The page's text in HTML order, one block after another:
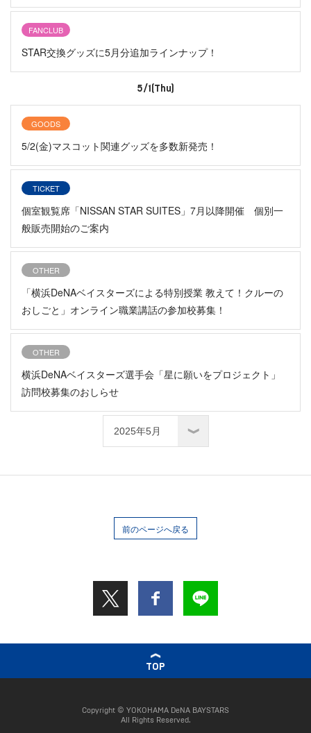
FANCLUB
STAR交換グッズに5月分追加ラインナップ！
5/1(Thu)
GOODS
5/2(金)マスコット関連グッズを多数新発売！
TICKET
個室観覧席「NISSAN STAR SUITES」7月以降開催 個別一
般販売開始のご案内
OTHER
「横浜DeNAベイスターズによる特別授業 教えて！クルーの
おしごと」オンライン職業講話の参加校募集！
OTHER
横浜DeNAベイスターズ選手会「星に願いをプロジェクト」
訪問校募集のおしらせ
前のページへ戻る
TOP
Copyright © YOKOHAMA DeNA BAYSTARS
All Rights Reserved.